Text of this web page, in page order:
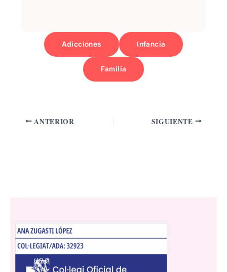
Adicciones Infancia
Familia
ANTERIOR SIGUIENTE